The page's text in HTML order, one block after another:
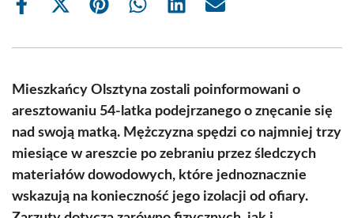
Share
Share
(Twitter)
Share Share Share Share
Mieszkańcy Olsztyna zostali poinformowani o
aresztowaniu 54-latka podejrzanego o znęcanie się
nad swoją matką. Mężczyzna spędzi co najmniej trzy
miesiące w areszcie po zebraniu przez śledczych
materiałów dowodowych, które jednoznacznie
wskazują na konieczność jego izolacji od ofiary.